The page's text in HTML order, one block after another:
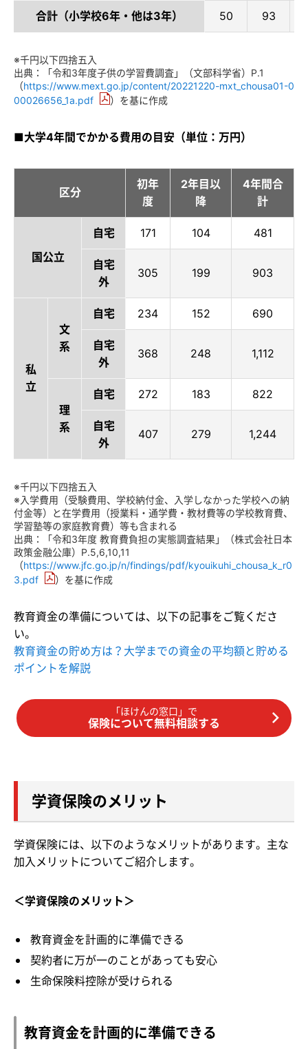
合計（小学校6年・他は3年） 50 93
※千円以下四捨五入
出典：「令和3年度子供の学習費調査」（文部科学省）P.1
（https://www.mext.go.jp/content/20221220-mxt_chousa01-0
00026656_1a.pdf
）を基に作成
■大学4年間でかかる費用の目安（単位：万円）
区分
初年
度
2年目以
降
4年間合
計
国公立
自宅 171 104 481
自宅
外
305 199 903
私
立
文
系
自宅 234 152 690
自宅
外
368 248 1,112
理
系
自宅 272 183 822
自宅
外
407 279 1,244
※千円以下四捨五入
※入学費用（受験費用、学校納付金、入学しなかった学校への納
付金等）と在学費用（授業料・通学費・教材費等の学校教育費、
学習塾等の家庭教育費）等も含まれる
出典：「令和3年度 教育費負担の実態調査結果」（株式会社日本
政策金融公庫）P.5,6,10,11
（https://www.jfc.go.jp/n/findings/pdf/kyouikuhi_chousa_k_r0
3.pdf
）を基に作成
教育資金の準備については、以下の記事をご覧くださ
い。
教育資金の貯め方は？大学までの資金の平均額と貯める
ポイントを解説
「ほけんの窓口」で
保険について無料相談する
学資保険のメリット
学資保険には、以下のようなメリットがあります。主な
加入メリットについてご紹介します。
＜学資保険のメリット＞
教育資金を計画的に準備できる
契約者に万が一のことがあっても安心
生命保険料控除が受けられる
教育資金を計画的に準備できる